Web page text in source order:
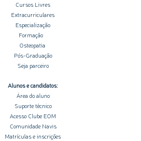
Cursos Livres
Extracurriculares
Especialização
Formação
Osteopatia
Pós-Graduação
Seja parceiro
Alunos e candidatos:
Área do aluno
Suporte técnico
Acesso Clube EOM
Comunidade Navis
Matrículas e inscrições